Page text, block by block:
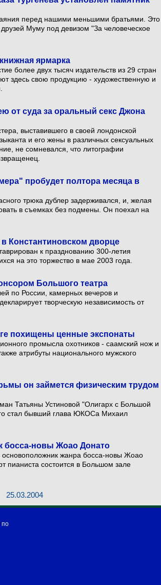
перед нашими меньшими братьями. Это
Муму под девизом "За человеческое
ярмарка
более двух тысяч издательств из 29 стран
здесь свою продукцию - художественную и
от суда за оральный секс Джона
выставившего в своей лондонской
и его жены в различных сексуальных
не сомневался, что литографии
пробудет полтора месяца в
трюка дублер задерживался, и, желая
в съемках без подмены. Он поехал на
Константиновском дворце
к празднованию 300-летия
на это торжество в мае 2003 года.
Большого театра
по России, камерных вечеров и
творческую независимость от
похищены ценные экспонаты
промысла охотников - саамский нож и
атрибуты национального мужского
он займется физическим трудом
Татьяны Устиновой "Олигарх с Большой
стал бывший глава ЮКОСа Михаил
босса-новы Жоао Донато
основоположник жанра босса-новы Жоао
пианиста состоится в Большом зале
25.03.2004
по